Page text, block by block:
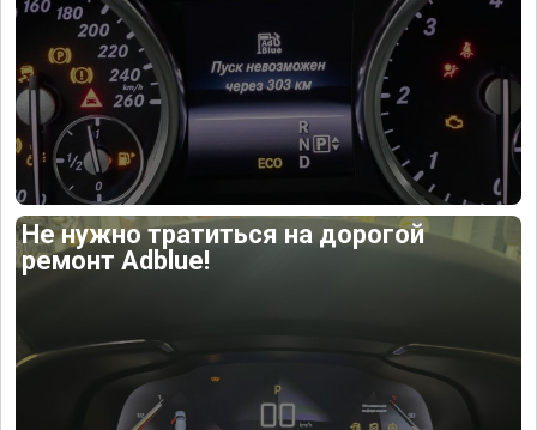
Не нужно тратиться на дорогой
ремонт Adblue!